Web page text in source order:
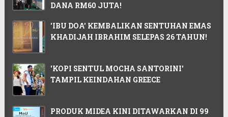
DANA RM60 JUTA!
'IBU DOA' KEMBALIKAN SENTUHAN EMAS
KHADIJAH IBRAHIM SELEPAS 26 TAHUN!
'KOPI SENTUL MOCHA SANTORINI'
TAMPIL KEINDAHAN GREECE
PRODUK MIDEA KINI DITAWARKAN DI 99